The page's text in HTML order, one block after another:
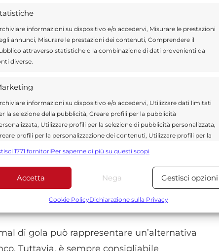
informazioni su dispositivo e/o accedervi, Misurare le prestazioni
annunci, Misurare le prestazioni dei contenuti, Comprendere il
attraverso statistiche o la combinazione di dati provenienti da
diverse.
informazioni su dispositivo e/o accedervi, Utilizzare dati limitati
la selezione della pubblicità, Creare profili per la pubblicità
Utilizzare profili per la selezione di pubblicità personalizzata,
profili per la personalizzazione dei contenuti, Utilizzare profili per la
dati limitati per la selezione dei contenuti.
Funzionalità Sempre
e combinare dati provenienti da altre fonti di dati,
dati di geolocalizzazione precisi, Riconoscere i
1771 fornitoriPer saperne di più su questi scopi
Accetta Nega Gestisci opzioni
Cookie PolicyDichiarazione sulla Privacy
alleviare il dolore e accelerare il recupero.
calda
il gargarismo con acqua calda e sale, un
tazza d’acqua calda.
due o tre volte al giorno.
eliminare i batteri presenti nella gola, offrendo
di gola può rappresentare un’alternativa
Tuttavia, è sempre consigliabile